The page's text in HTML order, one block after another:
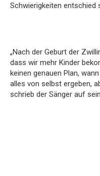
Schwierigkeiten entschied
„Nach der Geburt der
dass wir mehr Kinder
keinen genauen Plan,
alles von selbst ergeben,
schrieb der Sänger auf